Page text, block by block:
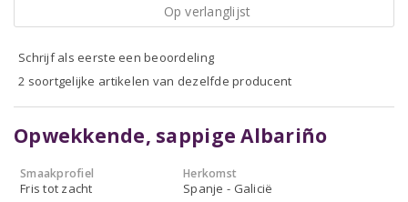
Op verlanglijst
Schrijf als eerste een beoordeling
2 soortgelijke artikelen van dezelfde producent
Opwekkende, sappige Albariño
Smaakprofiel
Fris tot zacht
Herkomst
Spanje - Galicië